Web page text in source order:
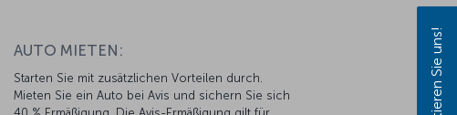
AUTO MIETEN:
Starten Sie mit zusätzlichen Vorteilen durch.
Mieten Sie ein Auto bei Avis und sichern Sie sich